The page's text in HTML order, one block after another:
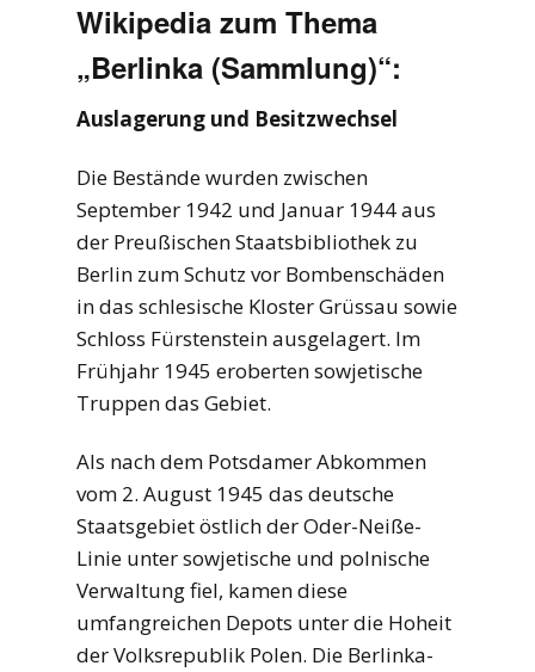
Wikipedia zum Thema
„Berlinka (Sammlung)“:
Auslagerung und Besitzwechsel
Die Bestände wurden zwischen
September 1942 und Januar 1944 aus
der Preußischen Staatsbibliothek zu
Berlin zum Schutz vor Bombenschäden
in das schlesische Kloster Grüssau sowie
Schloss Fürstenstein ausgelagert. Im
Frühjahr 1945 eroberten sowjetische
Truppen das Gebiet.
Als nach dem Potsdamer Abkommen
vom 2. August 1945 das deutsche
Staatsgebiet östlich der Oder-Neiße-
Linie unter sowjetische und polnische
Verwaltung fiel, kamen diese
umfangreichen Depots unter die Hoheit
der Volksrepublik Polen. Die Berlinka-